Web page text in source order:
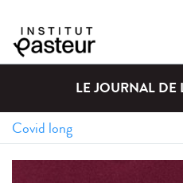
LE JOURNAL DE